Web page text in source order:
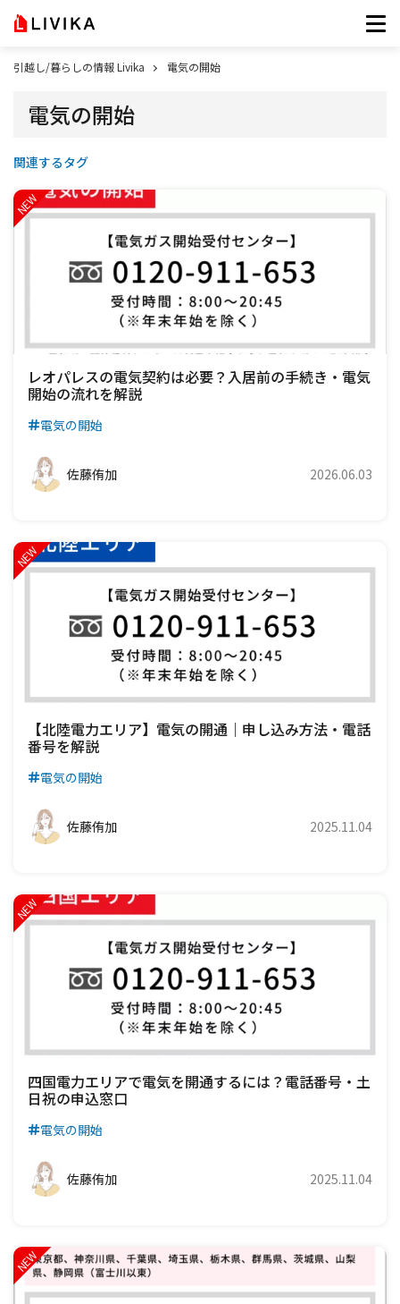
引越し/暮らしの情報 Livika 電気の開始
電気の開始
関連するタグ
レオパレスの電気契約は必要？入居前の手続き・電気
開始の流れを解説
電気の開始
佐藤侑加 2026.06.03
【北陸電力エリア】電気の開通｜申し込み方法・電話
番号を解説
電気の開始
佐藤侑加 2025.11.04
四国電力エリアで電気を開通するには？電話番号・土
日祝の申込窓口
電気の開始
佐藤侑加 2025.11.04